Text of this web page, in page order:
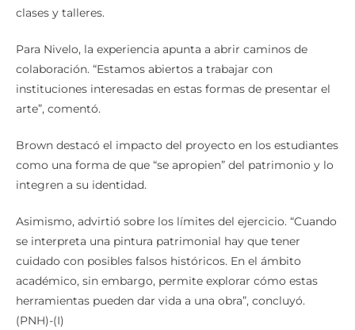
clases y talleres.
Para Nivelo, la experiencia apunta a abrir caminos de
colaboración. “Estamos abiertos a trabajar con
instituciones interesadas en estas formas de presentar el
arte”, comentó.
Brown destacó el impacto del proyecto en los estudiantes
como una forma de que “se apropien” del patrimonio y lo
integren a su identidad.
Asimismo, advirtió sobre los límites del ejercicio. “Cuando
se interpreta una pintura patrimonial hay que tener
cuidado con posibles falsos históricos. En el ámbito
académico, sin embargo, permite explorar cómo estas
herramientas pueden dar vida a una obra”, concluyó.
(PNH)-(I)